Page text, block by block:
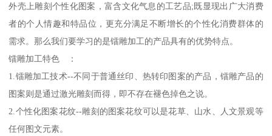
外壳上雕刻个性化图案，富含文化气息的工艺品;既显现出广大消费
者的个人情趣和特品位，更充分满足不断增长的个性化消费群体的
需求。那么我们要学习的是镭雕加工的产品具有的优势特点。
镭雕加工特色 ：
1.镭雕加工技术--不同于普通丝印、热转印图案的产品，镭雕产品的
图案则是通过激光雕刻而得，即不存在褪色掉色之说。
2.个性化图案花纹--雕刻的图案花纹可以是花草、山水、人文景观等
任何图文元素。